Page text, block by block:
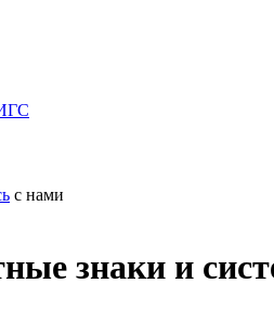
с нами
знаки и